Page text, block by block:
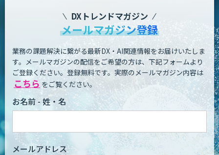
DXトレンドマガジン
メールマガジン登録
業務の課題解決に繋がる最新DX・AI関連情報をお届けいたしま
す。 メールマガジンの配信をご希望の方は、下記フォームより
ご登録ください。登録無料です。 実際のメールマガジン内容は
こちら をご覧ください。
お名前 - 姓・名
メールアドレス